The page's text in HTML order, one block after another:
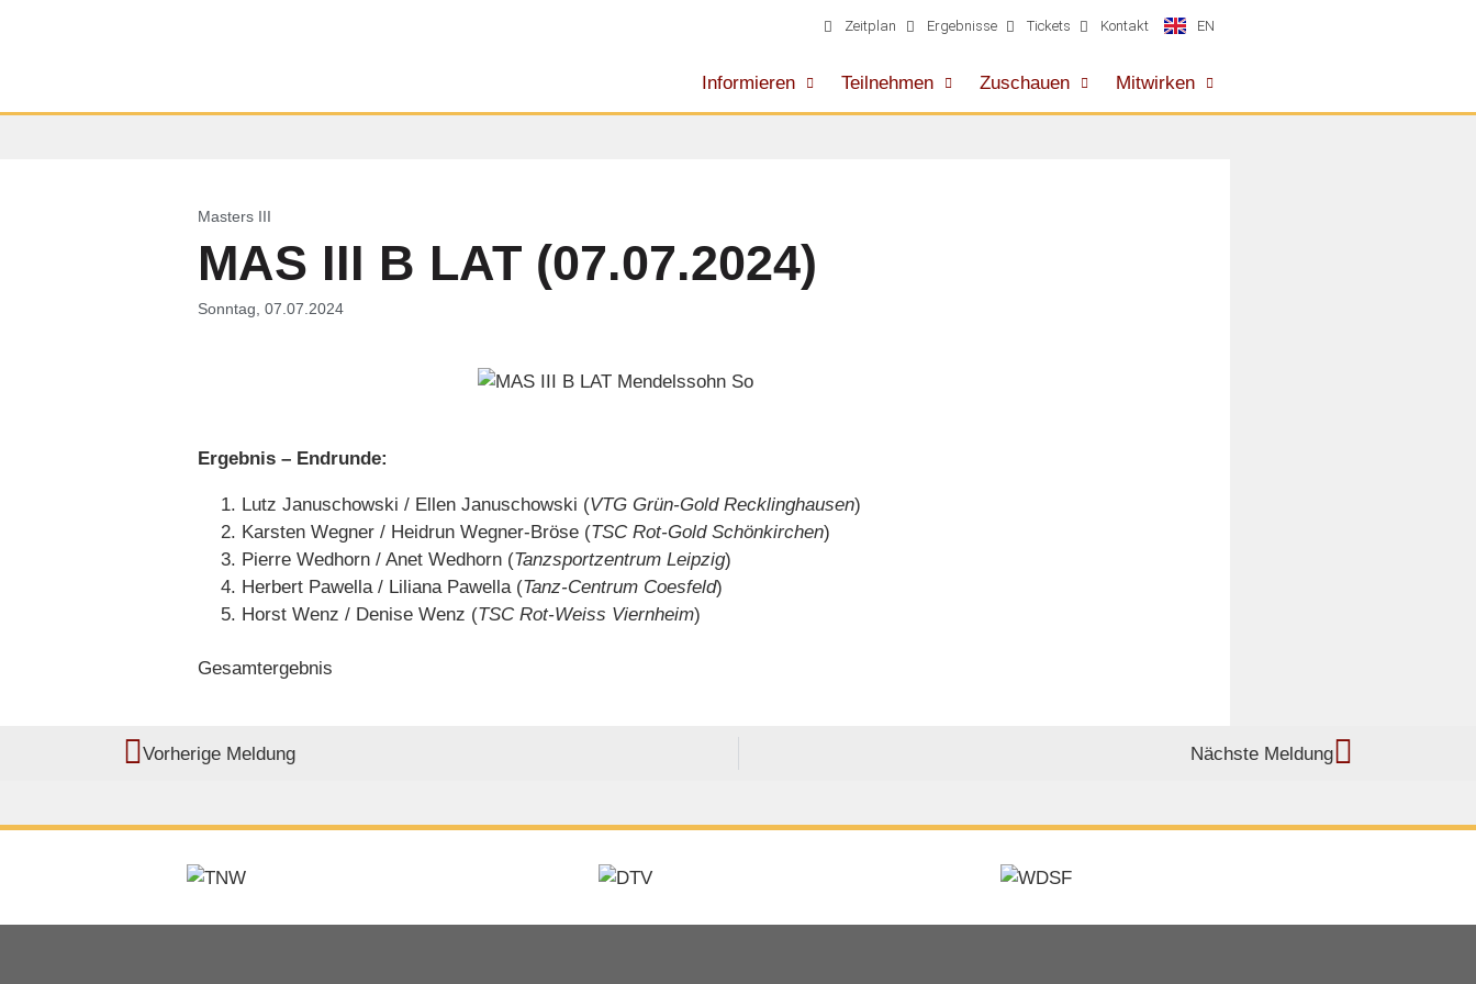
Zeitplan Ergebnisse Tickets Kontakt EN
Informieren Teilnehmen Zuschauen Mitwirken
Masters III
MAS III B LAT (07.07.2024)
Sonntag, 07.07.2024
Ergebnis – Endrunde:
Lutz Januschowski / Ellen Januschowski (VTG Grün-Gold Recklinghausen)
Karsten Wegner / Heidrun Wegner-Bröse (TSC Rot-Gold Schönkirchen)
Pierre Wedhorn / Anet Wedhorn (Tanzsportzentrum Leipzig)
Herbert Pawella / Liliana Pawella (Tanz-Centrum Coesfeld)
Horst Wenz / Denise Wenz (TSC Rot-Weiss Viernheim)
Gesamtergebnis
Vorherige Meldung Nächste Meldung